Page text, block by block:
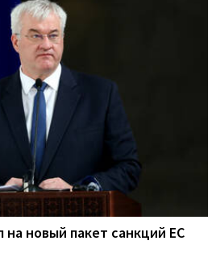
на новый пакет санкций ЕС